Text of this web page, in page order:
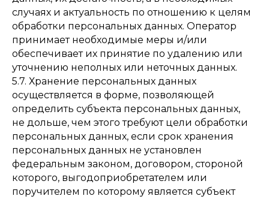
случаях и актуальность по отношению к целям
обработки персональных данных. Оператор
принимает необходимые меры и/или
обеспечивает их принятие по удалению или
уточнению неполных или неточных данных.
5.7. Хранение персональных данных
осуществляется в форме, позволяющей
определить субъекта персональных данных,
не дольше, чем этого требуют цели обработки
персональных данных, если срок хранения
персональных данных не установлен
федеральным законом, договором, стороной
которого, выгодоприобретателем или
поручителем по которому является субъект